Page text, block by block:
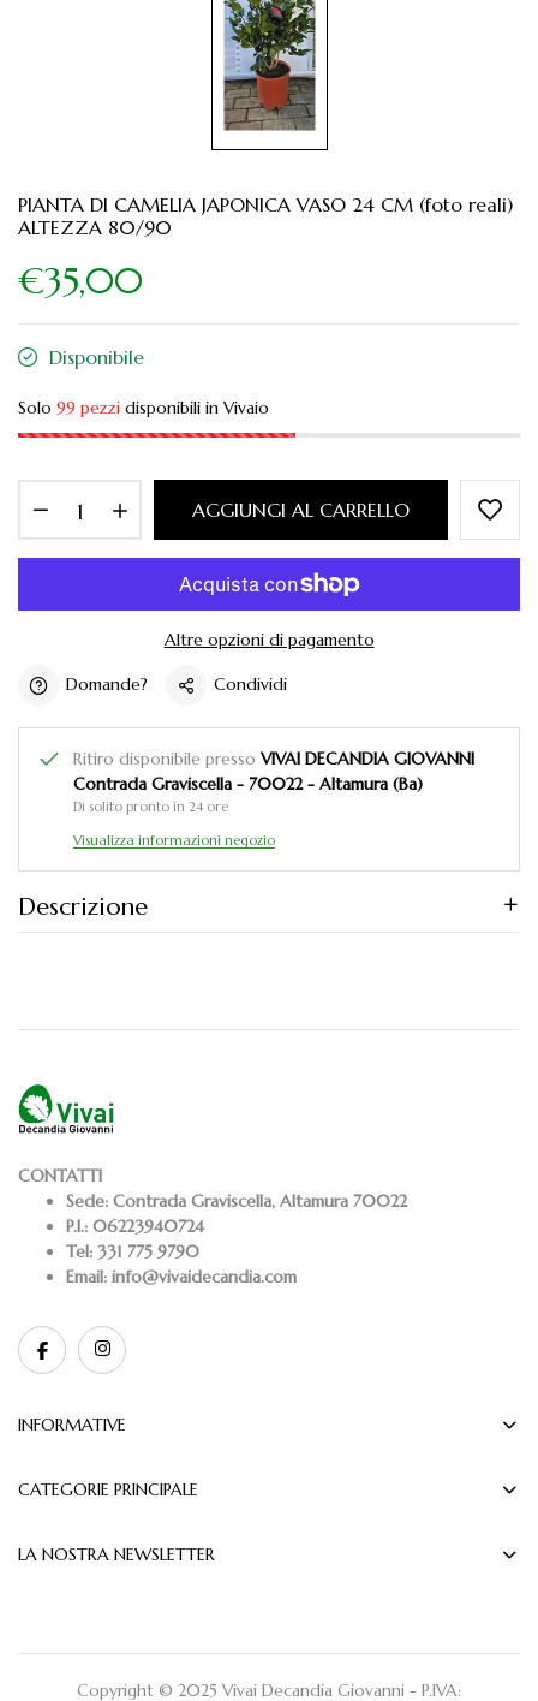
PIANTA DI CAMELIA JAPONICA VASO 24 CM (foto reali)
ALTEZZA 80/90
€35,00
Disponibile
Solo 99 pezzi disponibili in Vivaio
AGGIUNGI AL CARRELLO
Altre opzioni di pagamento
Domande? Condividi
Ritiro disponibile presso VIVAI DECANDIA GIOVANNI
Contrada Graviscella - 70022 - Altamura (Ba)
Di solito pronto in 24 ore
Visualizza informazioni negozio
Descrizione
CONTATTI
Sede: Contrada Graviscella, Altamura 70022
P.I.: 06223940724
Tel: 331 775 9790
Email: info@vivaidecandia.com
INFORMATIVE
CATEGORIE PRINCIPALE
LA NOSTRA NEWSLETTER
Copyright © 2025 Vivai Decandia Giovanni - P.IVA: